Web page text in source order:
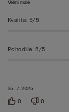
25. 7. 2025
Veľmi malé
Kvalita: 5/5
Pohodlie: 5/5
0 0